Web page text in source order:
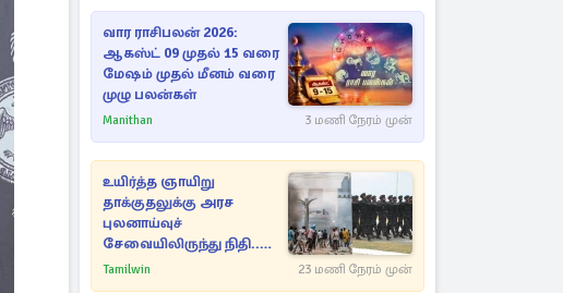
வார ராசிபலன் 2026:
ஆகஸ்ட் 09 முதல் 15 வரை
மேஷம் முதல் மீனம் வரை
முழு பலன்கள்
Manithan 3 மணி நேரம் முன்
உயிர்த்த ஞாயிறு
தாக்குதலுக்கு அரச
புலனாய்வுச்
சேவையிலிருந்து நிதி..
வெளியான அதிர்ச்சி
Tamilwin 23 மணி நேரம் முன்